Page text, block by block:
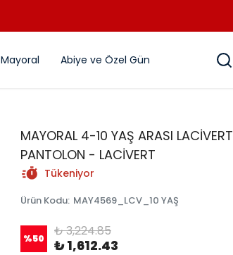
Mayoral Abiye ve Özel Gün
MAYORAL 4-10 YAŞ ARASI LACİVERT
PANTOLON - LACİVERT
Tükeniyor
Ürün Kodu: MAY4569_LCV_10 YAŞ
%50 ₺ 3,224.85
₺ 1,612.43